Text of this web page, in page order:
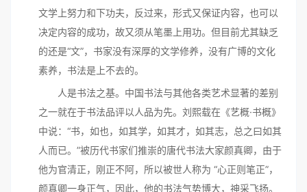
文学上努力和下功夫，反过来，形式又保证内容，也可以
决定内容的成功，故又须从笔墨上用功。但目前尤其缺乏
的还是“文”，书家没有深厚的文学修养，没有广博的文化
素养，书法是上不去的。
人是书法之基。中国书法与其他各类艺术显著的差别
之一就在于书法品评以人品为先。刘熙载在《艺概·书概》
中说：“书，如也，如其学，如其才，如其志，总之曰如其
人而已。”被历代书家们推崇的唐代书法大家颜真卿，由于
他为官清正，刚正不阿，所以被世人称为 “心正则笔正”，
颜真卿一身正气，因此，他的书法气势博大，神采飞扬。